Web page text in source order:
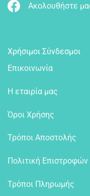
Ακολουθήστε
Χρήσιμοι Σύνδεσμοι
Επικοινωνία
Η εταιρία μας
Όροι Χρήσης
Τρόποι Αποστολής
Πολιτική Επιστροφών
Τρόποι Πληρωμής